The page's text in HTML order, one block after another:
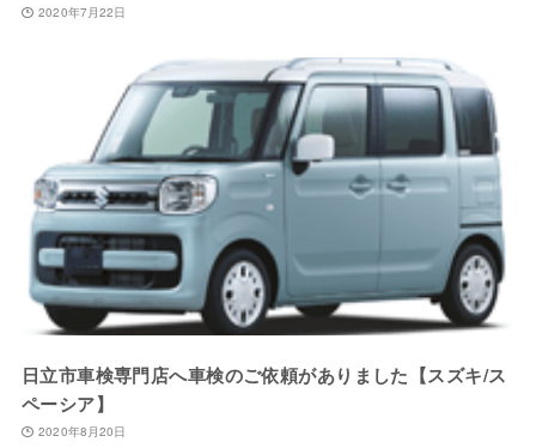
2020年7月22日
日立市車検専門店へ車検のご依頼がありました【スズキ/ス
ペーシア】
2020年8月20日